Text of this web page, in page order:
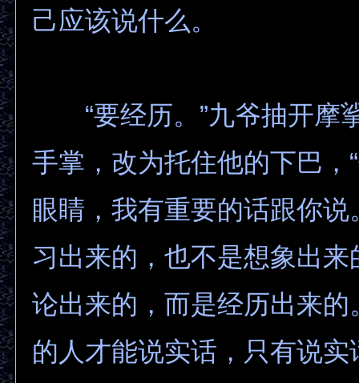
己应该说什么。
“要经历。”九爷抽开摩
手掌，改为托住他的下巴，
眼睛，我有重要的话跟你
习出来的，也不是想象出来
论出来的，而是经历出来的
的人才能说实话，只有说实